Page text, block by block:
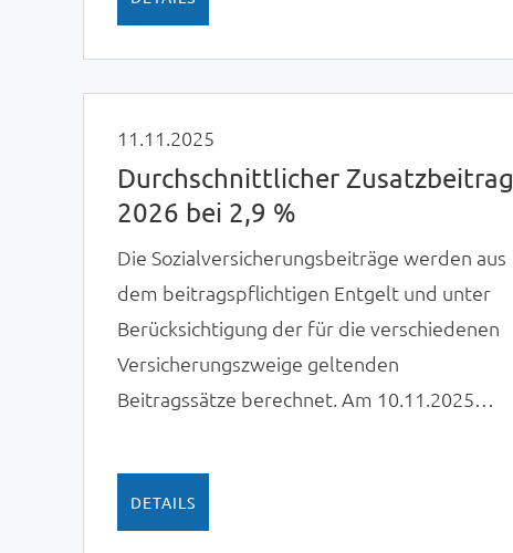
viertätigen „Skitour 2023“ in Österreich
11.11.2025
Durchschnittlicher Zusatzbeitrag
2026 bei 2,9 %
Die Sozialversicherungsbeiträge werden aus
dem beitragspflichtigen Entgelt und unter
Berücksichtigung der für die verschiedenen
Versicherungszweige geltenden
Beitragssätze berechnet. Am 10.11.2025
für 2026 veröffentlicht. Dieser beträgt 2,9 %.
DETAILS